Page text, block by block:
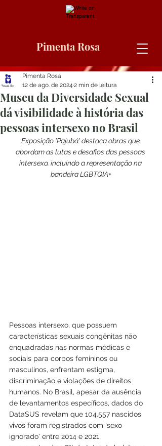
Pimenta Rosa
Museu da Diversidade Sexual
dá visibilidade à história das
pessoas intersexo no Brasil
Pimenta Rosa
12 de ago. de 2024 2 min de leitura
Exposição 'Pajubá' destaca obras que
abordam as lutas e desafios das pessoas
intersexo, incluindo a representação na
bandeira LGBTQIA+
Pessoas intersexo, que possuem
características sexuais congênitas não
enquadradas nas normas médicas e
sociais para corpos femininos ou
masculinos, enfrentam estigma,
discriminação e violações de direitos
humanos. No Brasil, apesar da ausência
de levantamentos específicos, dados do
DataSUS revelam que 104.557 nascidos
vivos foram registrados com 'sexo
ignorado' entre 2014 e 2021,